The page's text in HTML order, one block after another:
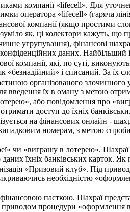
компанії «lifecell». Для
оператора «lifecell» (гаряча
компанії (якщо простими
як, ці колектори кажуть, що
угрупування), фінансові
даних. Найбільший
компанії, які, по суті,
«безнадійний» і списаний. За
організованого
введення їх в оману з метою
або повідомлення про
доступ до їхніх
на фінансових онлайн -
номерам, з метою
чи «виграшу в лотерею».
їхніх банківських карток.
«Призовий клуб». Під
необхідністю
пасткою. Шахраї
процедури «оформлення